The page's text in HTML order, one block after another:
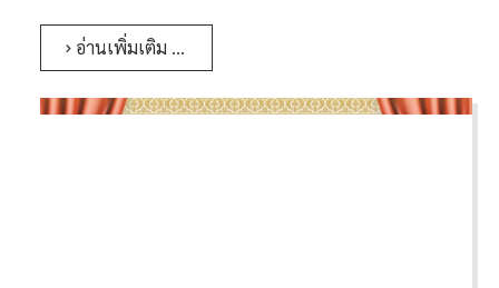
อ่านเพิ่มเติม …